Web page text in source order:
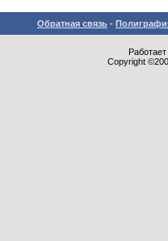
Обратная связь -
Copyright